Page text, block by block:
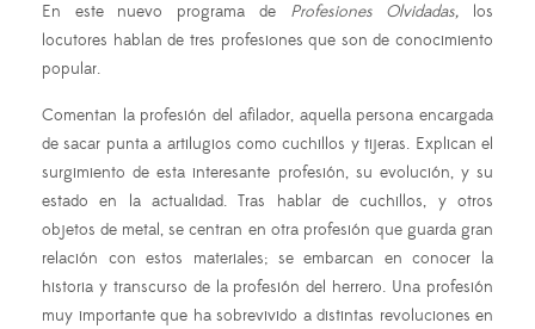
En este nuevo programa de Profesiones Olvidadas, los
locutores hablan de tres profesiones que son de conocimiento
popular.
Comentan la profesión del afilador, aquella persona encargada
de sacar punta a artilugios como cuchillos y tijeras. Explican el
surgimiento de esta interesante profesión, su evolución, y su
estado en la actualidad. Tras hablar de cuchillos, y otros
objetos de metal, se centran en otra profesión que guarda gran
relación con estos materiales; se embarcan en conocer la
historia y transcurso de la profesión del herrero. Una profesión
muy importante que ha sobrevivido a distintas revoluciones en